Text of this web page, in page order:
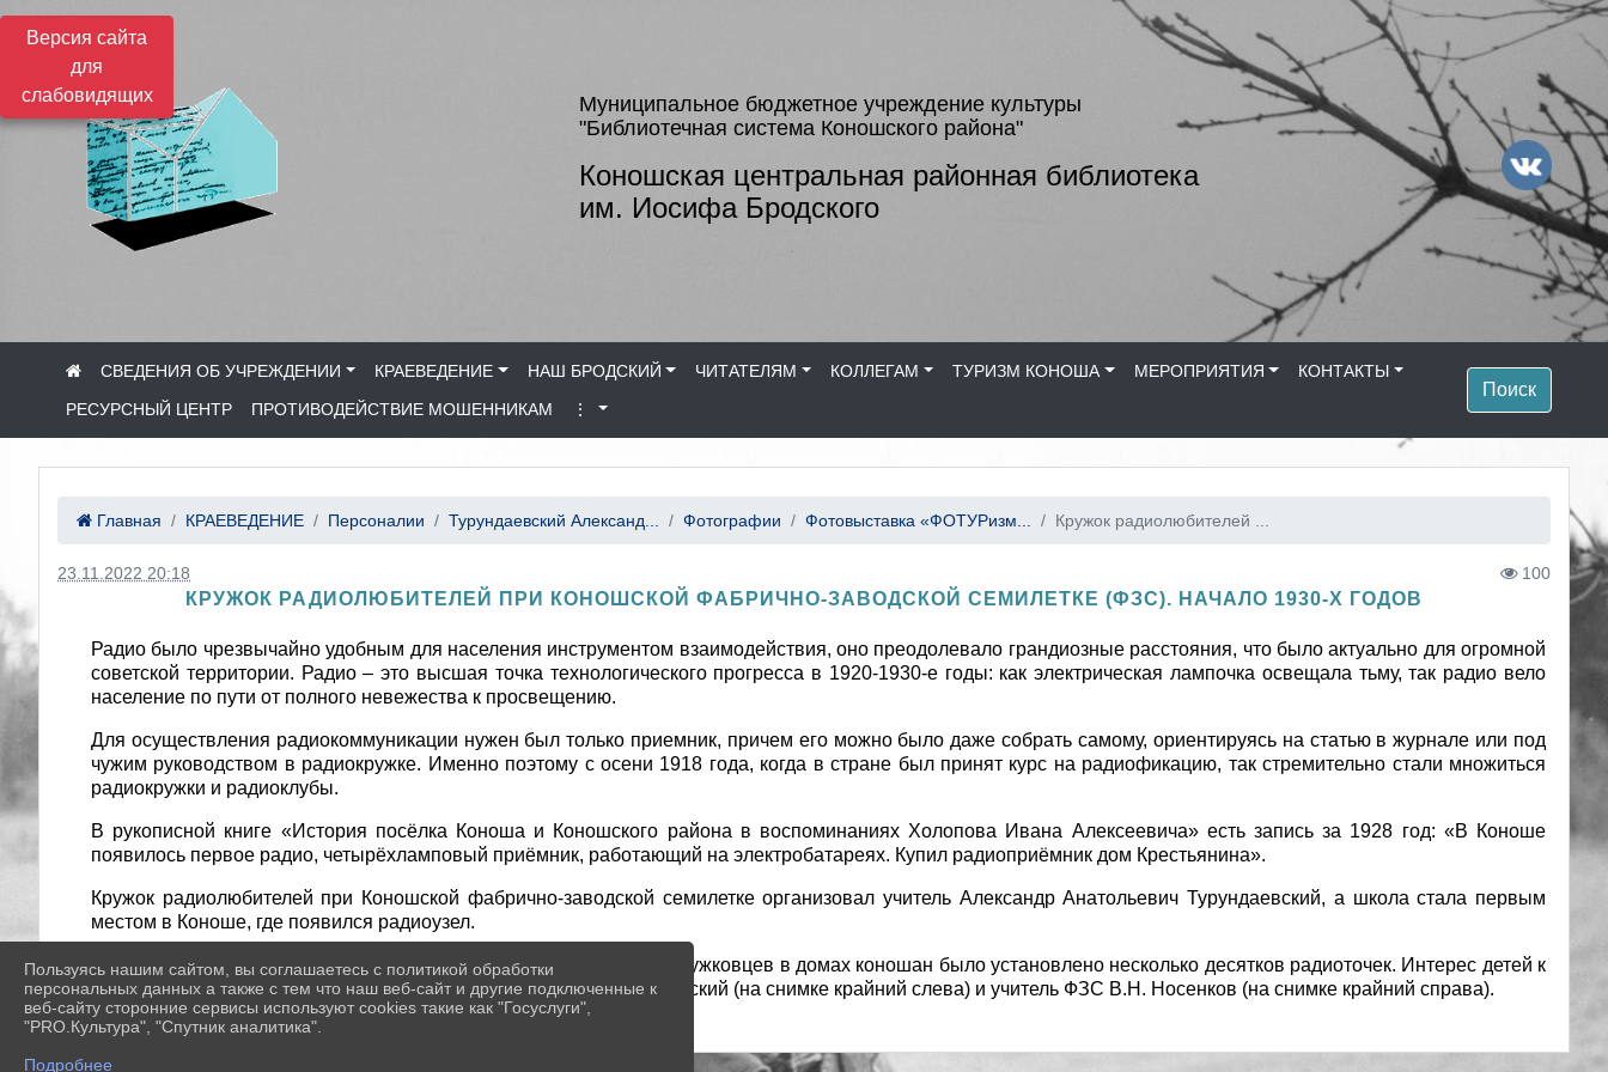
Версия сайта
для
слабовидящих
Муниципальное бюджетное учреждение культуры
"Библиотечная система Коношского района"
Коношская центральная районная библиотека
им. Иосифа Бродского
СВЕДЕНИЯ ОБ УЧРЕЖДЕНИИ КРАЕВЕДЕНИЕ НАШ БРОДСКИЙ ЧИТАТЕЛЯМ КОЛЛЕГАМ ТУРИЗМ КОНОША МЕРОПРИЯТИЯ
КОНТАКТЫ
РЕСУРСНЫЙ ЦЕНТР
ПРОТИВОДЕЙСТВИЕ МОШЕННИКАМ ⋮
Поиск
Главная КРАЕВЕДЕНИЕ Персоналии Турундаевский Александ... Фотографии Фотовыставка «ФОТУРизм... Кружок радиолюбителей ...
23.11.2022 20:18 100
КРУЖОК РАДИОЛЮБИТЕЛЕЙ ПРИ КОНОШСКОЙ ФАБРИЧНО-ЗАВОДСКОЙ СЕМИЛЕТКЕ (ФЗС). НАЧАЛО 1930-Х ГОДОВ
Радио было чрезвычайно удобным для населения инструментом взаимодействия, оно преодолевало грандиозные расстояния, что было актуально для огромной
советской территории. Радио – это высшая точка технологического прогресса в 1920-1930-е годы: как электрическая лампочка освещала тьму, так радио вело
население по пути от полного невежества к просвещению.
Для осуществления радиокоммуникации нужен был только приемник, причем его можно было даже собрать самому, ориентируясь на статью в журнале или под
чужим руководством в радиокружке. Именно поэтому с осени 1918 года, когда в стране был принят курс на радиофикацию, так стремительно стали множиться
радиокружки и радиоклубы.
В рукописной книге «История посёлка Коноша и Коношского района в воспоминаниях Холопова Ивана Алексеевича» есть запись за 1928 год: «В Коноше
появилось первое радио, четырёхламповый приёмник, работающий на электробатареях. Купил радиоприёмник дом Крестьянина».
Кружок радиолюбителей при Коношской фабрично-заводской семилетке организовал учитель Александр Анатольевич Турундаевский, а школа стала первым
местом в Коноше, где появился радиоузел.
Ученики помогали радиофицировать и районный центр: силами кружковцев в домах коношан было установлено несколько десятков радиоточек. Интерес детей к
радиоделу поддерживали их взрослые наставники: А.А. Турундаевский (на снимке крайний слева) и учитель ФЗС В.Н. Носенков (на снимке крайний справа).
Пользуясь нашим сайтом, вы соглашаетесь с политикой обработки
персональных данных а также с тем что наш веб-сайт и другие подключенные к
веб-сайту сторонние сервисы используют cookies такие как "Госуслуги",
"PRO.Культура", "Спутник аналитика".
Подробнее